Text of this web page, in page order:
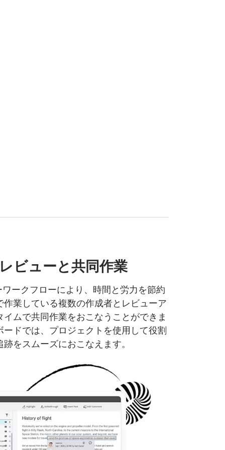
ビューと共同作業
ークフローにより、時間と労力を節約
作業している複数の作成者とレビューア
ムで共同作業をおこなうことができま
ドでは、プロジェクトを使用して役割
をスムーズにおこなえます。